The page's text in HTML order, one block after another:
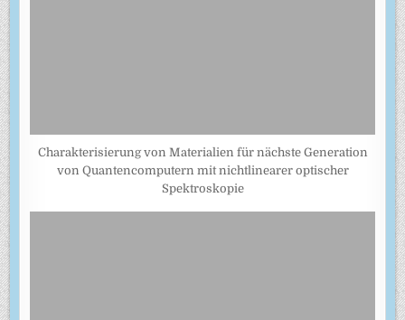
Charakterisierung von Materialien für nächste Generation
von Quantencomputern mit nichtlinearer optischer
Spektroskopie